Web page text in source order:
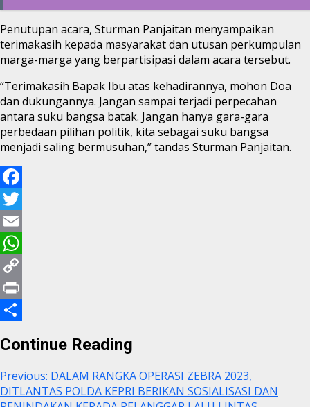
Penutupan acara, Sturman Panjaitan menyampaikan
terimakasih kepada masyarakat dan utusan perkumpulan
marga-marga yang berpartisipasi dalam acara tersebut.
“Terimakasih Bapak Ibu atas kehadirannya, mohon Doa
dan dukungannya. Jangan sampai terjadi perpecahan
antara suku bangsa batak. Jangan hanya gara-gara
perbedaan pilihan politik, kita sebagai suku bangsa
menjadi saling bermusuhan,” tandas Sturman Panjaitan.
Facebook
Twitter
Email
WhatsApp
Copy
Link
Print
Continue Reading
Previous: DALAM RANGKA OPERASI ZEBRA 2023,
DITLANTAS POLDA KEPRI BERIKAN SOSIALISASI DAN